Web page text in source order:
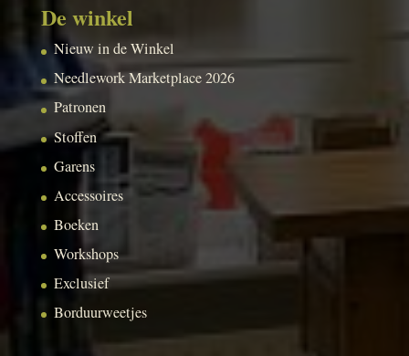
De winkel
Nieuw in de Winkel
Needlework Marketplace 2026
Patronen
Stoffen
Garens
Accessoires
Boeken
Workshops
Exclusief
Borduurweetjes